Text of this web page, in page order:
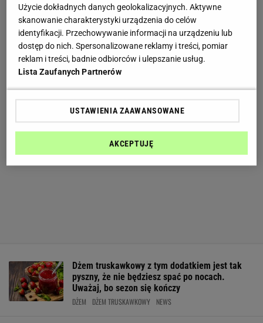
Dżem truskawkowy z tym dodatkiem jest tak
pyszny, że nie będziesz spać po nocach.
Uważaj, bo sezon się kończy
DŻEM DŻEM TRUSKAWKOWY NEWS
Użycie dokładnych danych geolokalizacyjnych. Aktywne
skanowanie charakterystyki urządzenia do celów
identyfikacji. Przechowywanie informacji na urządzeniu lub
dostęp do nich. Spersonalizowane reklamy i treści, pomiar
reklam i treści, badnie odbiorców i ulepszanie usług.
Lista Zaufanych Partnerów
USTAWIENIA ZAAWANSOWANE
AKCEPTUJĘ